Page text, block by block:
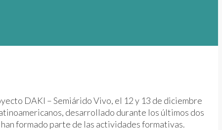
DAKI – Semiárido Vivo, el 12 y 13 de diciembre
desarrollado durante los últimos dos
formado parte de las actividades formativas.